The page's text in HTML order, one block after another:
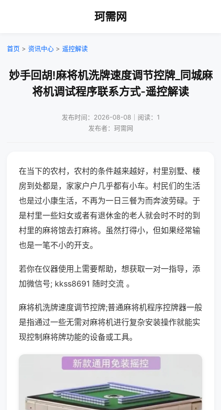
珂需网
首页 > 资讯中心 > 遥控解读
妙手回胡!麻将机洗牌速度调节控牌_同城麻
将机调试程序联系方式-遥控解读
发布时间：2026-08-08｜阅读：1
发布者：珂需网
在当下的农村，农村的条件越来越好，村里别墅、楼
房到处都是，家家户户几乎都有小车。村民们的生活
也是过小康生活，不再为一日三餐为而奔波劳碌。于
是村里一些妇女或者有退休金的老人就会时不时的到
村里的麻将馆去打麻将。虽然打得小，但如果经常输
也是一笔不小的开支。
若你在仪器使用上需要帮助，想获取一对一指导，添
加微信号; kkss8691 随时交流 。
麻将机洗牌速度调节控牌;普通麻将机程序控牌器一般
是指通过一些无需对麻将机进行复杂安装操作就能实
现控制麻将牌功能的设备或工具。